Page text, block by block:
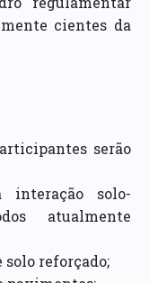
cientes da
serão
solo-
atualmente
reforçado;